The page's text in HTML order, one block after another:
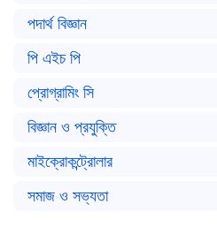
পদার্থ বিজ্ঞান
পি এইচ পি
প্রোগ্রামিং সি
বিজ্ঞান ও প্রযুক্তি
মাইক্রোকন্ট্রোলার
সমাজ ও সভ্যতা